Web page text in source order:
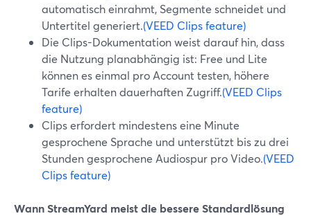
automatisch einrahmt, Segmente schneidet und
Untertitel generiert.(VEED Clips feature)
Die Clips-Dokumentation weist darauf hin, dass
die Nutzung planabhängig ist: Free und Lite
können es einmal pro Account testen, höhere
Tarife erhalten dauerhaften Zugriff.(VEED Clips
feature)
Clips erfordert mindestens eine Minute
gesprochene Sprache und unterstützt bis zu drei
Stunden gesprochene Audiospur pro Video.(VEED
Clips feature)
Wann StreamYard meist die bessere Standardlösung